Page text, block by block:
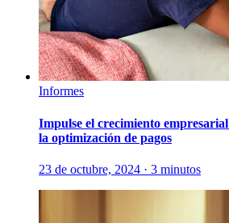
Informes
Impulse el crecimiento
la optimización de pagos
23 de octubre, 2024 · 3 minutos